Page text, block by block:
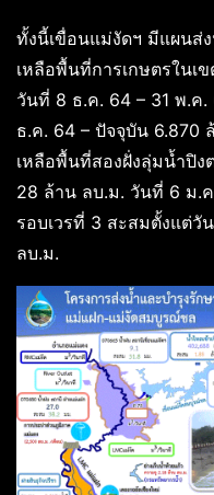
ทั้งนี้เขื่อนแม่งัดฯ มีแผนส่
เหลือพื้นที่การเกษตรในเ
วันที่ 8 ธ.ค. 64 – 31 พ.ค
ธ.ค. 64 – ปัจจุบัน 6.870
เหลือพื้นที่สองฝั่งลุ่มน้ำปิ
28 ล้าน ลบ.ม. วันที่ 6 ม.
รอบเวรที่ 3 สะสมตั้งแต่
ลบ.ม.